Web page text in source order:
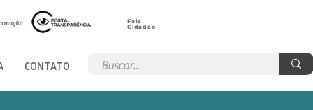
CONTATO
Fale
Cidadão